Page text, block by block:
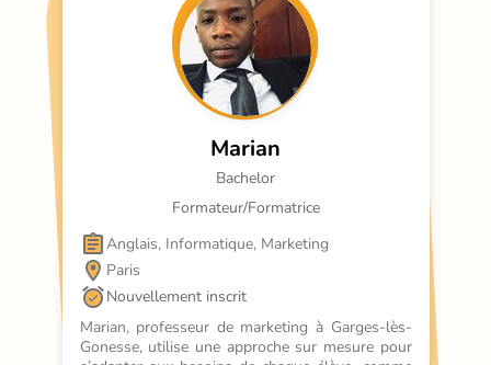
Marian
Bachelor
Formateur/Formatrice
Anglais, Informatique, Marketing
Paris
Nouvellement inscrit
Marian, professeur de marketing à Garges-lès-
Gonesse, utilise une approche sur mesure pour